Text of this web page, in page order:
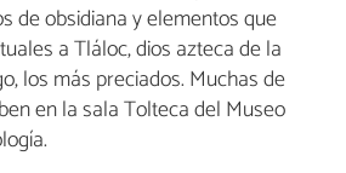
de obsidiana y elementos que
a Tláloc, dios azteca de la
los más preciados. Muchas de
en la sala Tolteca del Museo